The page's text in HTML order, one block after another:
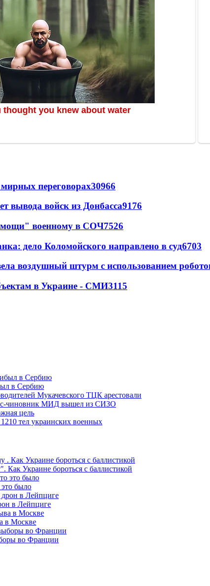
мирных переговорах30966
вывода войск из Донбасса9176
военному в СОЧ7526
дело Коломойского направлено в суд6703
воздушный штурм с использованием
в Украине - СМИ3115
в Сербию
Мукачевского ТЦК арестовали
чиновник МИД вышел из СИЗО
цель
тел украинских военных
Как Украине бороться с баллистикой
было
в Лейпциге
в Москве
во Франции